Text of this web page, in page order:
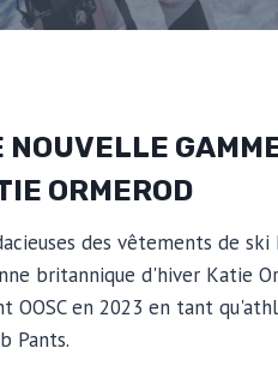
NOUVELLE
ORMEROD
des vêtements de
britannique d'hiver Katie
OOSC en 2023 en tant
Pants.